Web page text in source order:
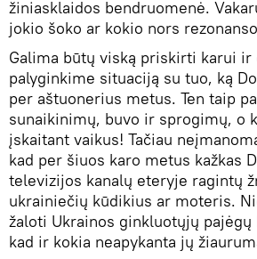
žiniasklaidos bendruomenė.
jokio šoko ar kokio nors
Galima būtų viską priskirti karui ir
palyginkime situaciją su tuo, ką
per aštuonerius metus. Ten taip
sunaikinimų, buvo ir sprogimų, o
įskaitant vaikus! Tačiau
kad per šiuos karo metus kažkas
televizijos kanalų eteryje ragintų
ukrainiečių kūdikius ar moteris.
žaloti Ukrainos ginkluotųjų pajėgų
kad ir kokia neapykanta jų